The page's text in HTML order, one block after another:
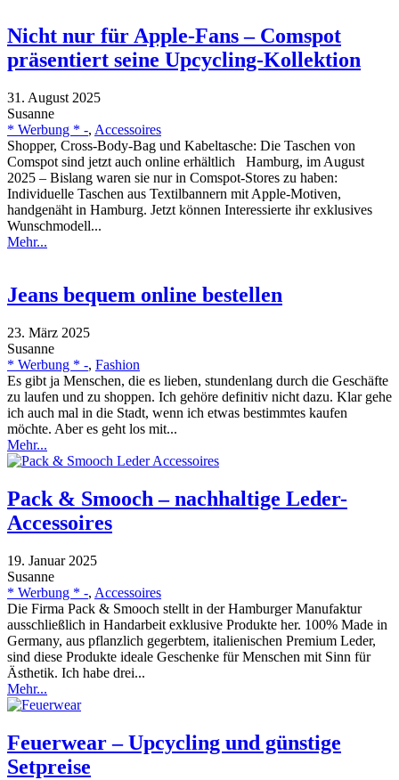
Nicht nur für Apple-Fans – Comspot
präsentiert seine Upcycling-Kollektion
31. August 2025
Susanne
* Werbung * -, Accessoires
Shopper, Cross-Body-Bag und Kabeltasche: Die Taschen von
Comspot sind jetzt auch online erhältlich Hamburg, im August
2025 – Bislang waren sie nur in Comspot-Stores zu haben:
Individuelle Taschen aus Textilbannern mit Apple-Motiven,
handgenäht in Hamburg. Jetzt können Interessierte ihr exklusives
Wunschmodell...
Mehr...
Jeans bequem online bestellen
23. März 2025
Susanne
* Werbung * -, Fashion
Es gibt ja Menschen, die es lieben, stundenlang durch die Geschäfte
zu laufen und zu shoppen. Ich gehöre definitiv nicht dazu. Klar gehe
ich auch mal in die Stadt, wenn ich etwas bestimmtes kaufen
möchte. Aber es geht los mit...
Mehr...
Pack & Smooch – nachhaltige Leder-
Accessoires
19. Januar 2025
Susanne
* Werbung * -, Accessoires
Die Firma Pack & Smooch stellt in der Hamburger Manufaktur
ausschließlich in Handarbeit exklusive Produkte her. 100% Made in
Germany, aus pflanzlich gegerbtem, italienischen Premium Leder,
sind diese Produkte ideale Geschenke für Menschen mit Sinn für
Ästhetik. Ich habe drei...
Mehr...
Feuerwear – Upcycling und günstige
Setpreise